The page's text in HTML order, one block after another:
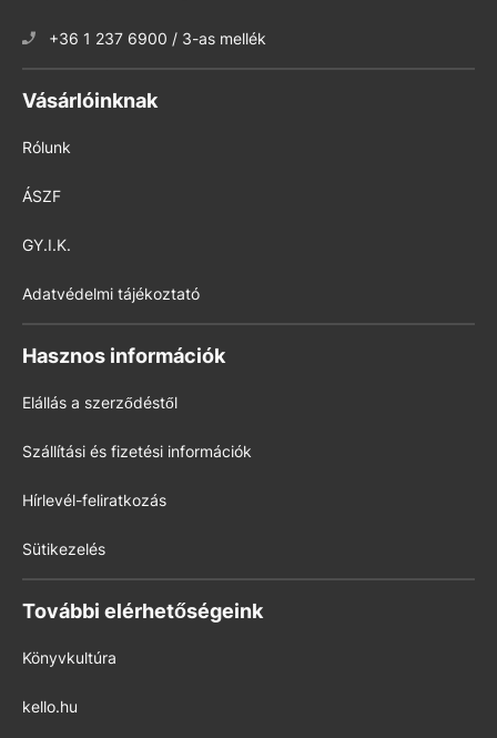
+36 1 237 6900 / 3-as mellék
Vásárlóinknak
Rólunk
ÁSZF
GY.I.K.
Adatvédelmi tájékoztató
Hasznos információk
Elállás a szerződéstől
Szállítási és fizetési információk
Hírlevél-feliratkozás
Sütikezelés
További elérhetőségeink
Könyvkultúra
kello.hu